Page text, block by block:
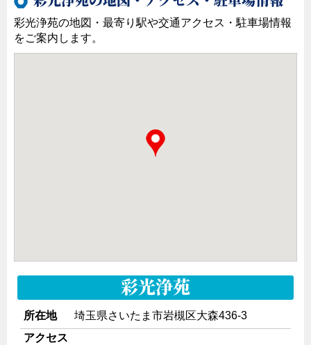
彩光浄苑の地図・最寄り駅や交通アクセス・駐車場情報
をご案内します。
彩光浄苑
所在地
埼玉県さいたま市岩槻区大森436-3
アクセス